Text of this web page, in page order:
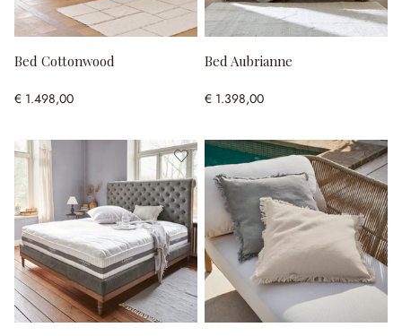
Bed Cottonwood
€ 1.498,00
Bed Aubrianne
€ 1.398,00